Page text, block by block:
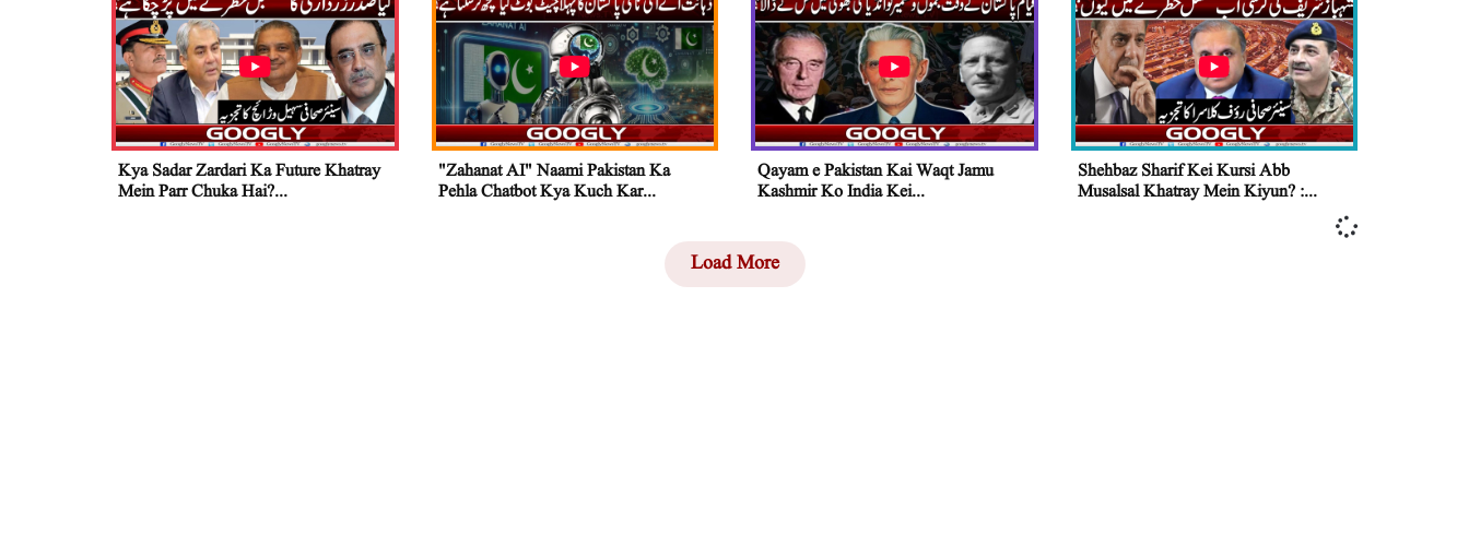
Shehbaz Sharif Kei Kursi Abb
Musalsal Khatray Mein Kiyun? :...
Qayam e Pakistan Kai Waqt Jamu
Kashmir Ko India Kei...
"Zahanat AI" Naami Pakistan Ka
Pehla Chatbot Kya Kuch Kar...
Kya Sadar Zardari Ka Future Khatray
Mein Parr Chuka Hai?...
Load More